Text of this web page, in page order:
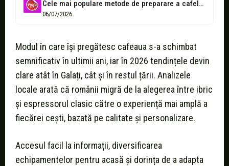
Cele mai populare metode de preparare a cafelei în 2026
06/07/2026
Modul în care își pregătesc cafeaua s-a schimbat
semnificativ în ultimii ani, iar în 2026 tendințele devin
clare atât în Galați, cât și în restul țării. Analizele
locale arată că românii migră de la alegerea între ibric
și espressorul clasic către o experiență mai amplă a
fiecărei cești, bazată pe calitate și personalizare.
Accesul facil la informații, diversificarea
echipamentelor pentru acasă și dorința de a adapta